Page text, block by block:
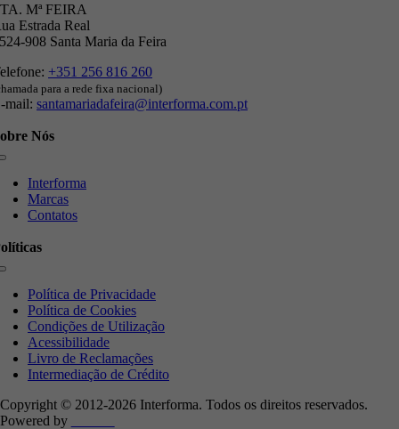
Mª FEIRA
Estrada Real
908 Santa Maria da Feira
+351 256 816 260
para a rede fixa nacional)
mail: santamariadafeira@interforma.com.pt
Nós
Interforma
Marcas
Contatos
Política de Privacidade
Política de Cookies
Condições de Utilização
Acessibilidade
Livro de Reclamações
Intermediação de Crédito
Copyright © 2012-2026 Interforma. Todos os direitos reservados.
Powered by